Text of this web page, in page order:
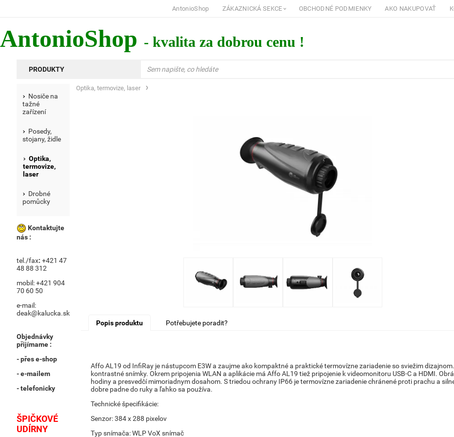
AntonioShop ZÁKAZNICKÁ SEKCE OBCHODNÉ PODMIENKY AKO NAKUPOVAŤ
AntonioShop - kvalita za dobrou cenu !
PRODUKTY
Nosiče na
tažné
zařízení
Posedy,
stojany, židle
Optika,
termovize,
laser
Drobné
pomůcky
Kontaktujte
nás :
tel./fax: +421 47
48 88 312
mobil: +421 904
70 60 50
e-mail:
deak@kalucka.sk
Objednávky
přijímame :
- přes e-shop
- e-mailem
- telefonicky
ŠPIČKOVÉ
UDÍRNY
Optika, termovize, laser
Popis produktu Potřebujete poradit?
Affo AL19 od InfiRay je nástupcom E3W a zaujme ako kompaktné a praktické termovízne zariadenie so sviežim dizajnom.
kontrastné snímky. Okrem pripojenia WLAN a aplikácie má Affo AL19 tiež pripojenie k videomonitoru USB-C a HDMI.
hodiny a presvedčí mimoriadnym dosahom. S triedou ochrany IP66 je termovízne zariadenie chránené proti prachu a
dobre padne do ruky a ľahko sa používa.
Technické špecifikácie:
Senzor: 384 x 288 pixelov
Typ snímača: WLP VoX snímač